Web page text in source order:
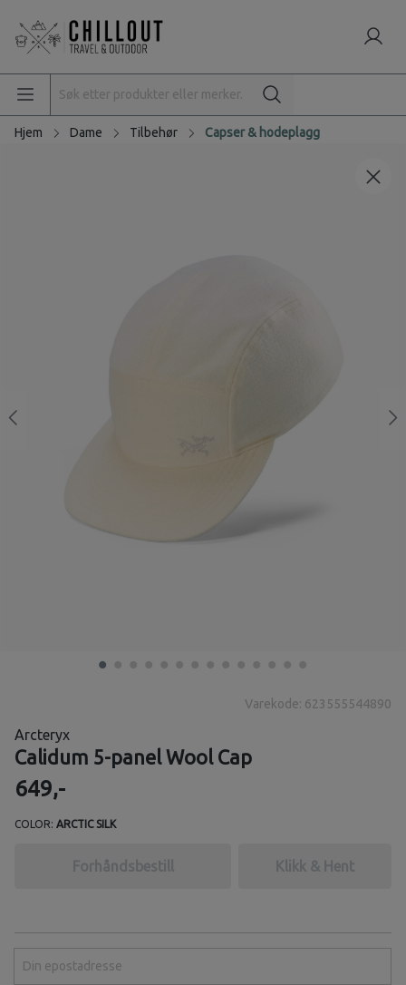
Hjem Dame Tilbehør Capser & hodeplagg
Varekode: 623555544890
Arcteryx
Calidum 5-panel Wool Cap
649,-
COLOR: ARCTIC SILK
Forhåndsbestill Klikk & Hent